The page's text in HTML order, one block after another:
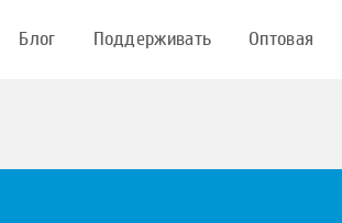
Блог Поддерживать Оптовая